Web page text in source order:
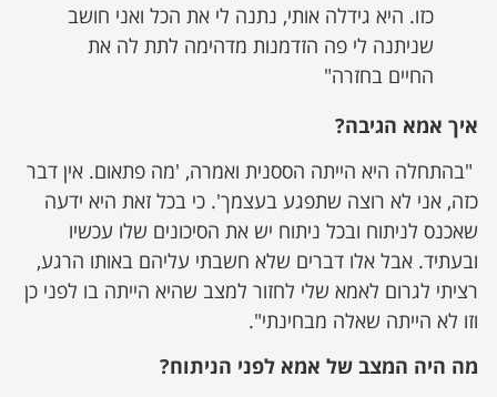
כזו. היא גידלה אותי, נתנה לי את הכל ואני חושב
שניתנה לי פה הזדמנות מדהימה לתת לה את
החיים בחזרה"
איך אמא הגיבה?
"בהתחלה היא הייתה הססנית ואמרה, 'מה פתאום. אין דבר
כזה, אני לא רוצה שתפגע בעצמך'. כי בכל זאת היא ידעה
שאכנס לניתוח ובכל ניתוח יש את הסיכונים שלו עכשיו
ובעתיד. אבל אלו דברים שלא חשבתי עליהם באותו הרגע,
רציתי לגרום לאמא שלי לחזור למצב שהיא הייתה בו לפני כן
וזו לא הייתה שאלה מבחינתי".
מה היה המצב של אמא לפני הניתוח?